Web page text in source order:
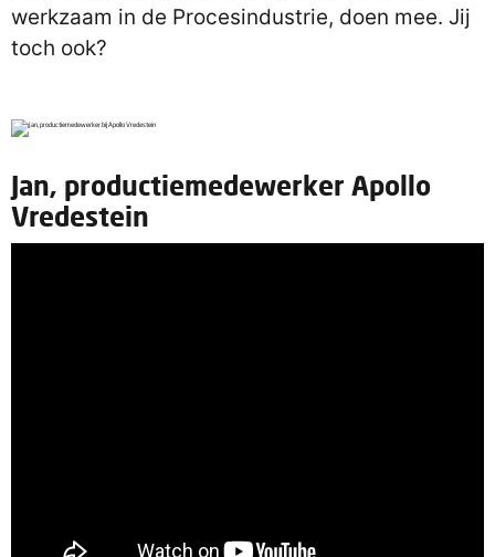
werkzaam in de Procesindustrie, doen mee. Jij
toch ook?
Jan, productiemedewerker Apollo
Vredestein